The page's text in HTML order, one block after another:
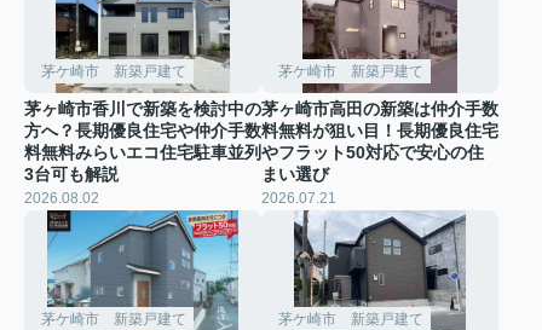
茅ケ崎市 新築戸建て
茅ヶ崎市香川で新築を検討中の
方へ？長期優良住宅や仲介手数
料無料みらいエコ住宅駐車並列
3台可も解説
2026.08.02
茅ケ崎市 新築戸建て
茅ヶ崎市高田の新築は仲介手数
料無料が狙い目！長期優良住宅
やフラット50対応で安心の住
まい選び
2026.07.21
茅ケ崎市 新築戸建て 茅ケ崎市 新築戸建て